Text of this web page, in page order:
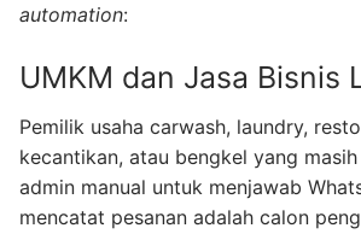
automation:
UMKM dan Jasa Bisnis
Pemilik usaha carwash, laundry,
kecantikan, atau bengkel yang
admin manual untuk menjawab
mencatat pesanan adalah calon